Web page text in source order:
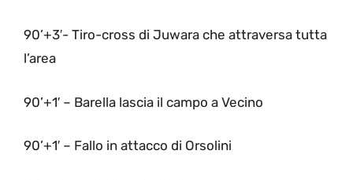
90’+3′- Tiro-cross di Juwara che attraversa tutta
l’area
90’+1′ – Barella lascia il campo a Vecino
90’+1′ – Fallo in attacco di Orsolini